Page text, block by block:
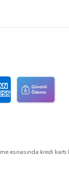
esnasında kredi